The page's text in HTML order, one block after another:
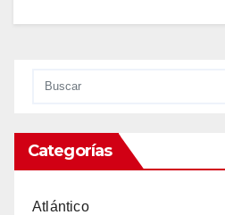
Categorías
Atlántico